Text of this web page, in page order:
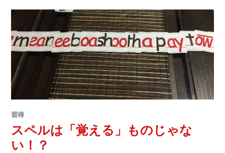
習得
スペルは「覚える」ものじゃな
い！？